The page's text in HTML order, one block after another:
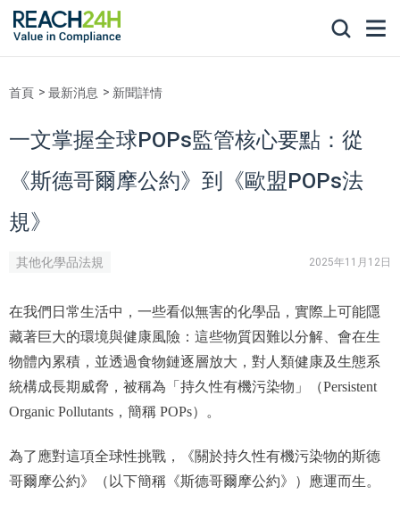
首頁 最新消息 新聞詳情
一文掌握全球POPs監管核心要點：從
《斯德哥爾摩公約》到《歐盟POPs法
規》
其他化學品法規 2025年11月12日
在我們日常生活中，一些看似無害的化學品，實際上可能隱
藏著巨大的環境與健康風險：這些物質因難以分解、會在生
物體內累積，並透過食物鏈逐層放大，對人類健康及生態系
統構成長期威脅，被稱為「持久性有機污染物」（Persistent
Organic Pollutants，簡稱 POPs）。
為了應對這項全球性挑戰，《關於持久性有機污染物的斯德
哥爾摩公約》（以下簡稱《斯德哥爾摩公約》）應運而生。